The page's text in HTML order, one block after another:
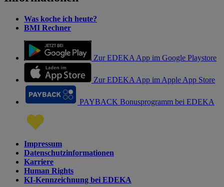
Was koche ich heute?
BMI Rechner
Zur EDEKA App im Google Playstore
Zur EDEKA App im Apple App Store
PAYBACK Bonusprogramm bei EDEKA
Impressum
Datenschutzinformationen
Karriere
Human Rights
KI-Kennzeichnung bei EDEKA